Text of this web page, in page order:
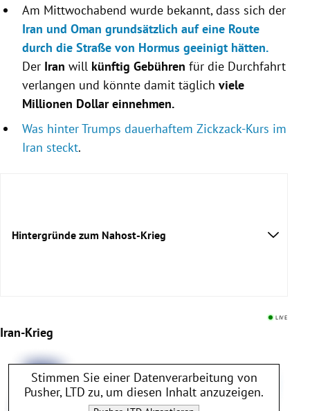
Am Mittwochabend wurde bekannt, dass sich der
Iran und Oman grundsätzlich auf eine Route
durch die Straße von Hormus geeinigt hätten.
Der Iran will künftig Gebühren für die Durchfahrt
verlangen und könnte damit täglich viele
Millionen Dollar einnehmen.
Was hinter Trumps dauerhaftem Zickzack-Kurs im
Iran steckt.
Hintergründe zum Nahost-Krieg
abschießen?
weiter gehen könnte
Enttäuscht von den USA: Der Golf sucht neue
Partner
LIVE
Iran-Krieg
Stimmen Sie einer Datenverarbeitung von
Pusher, LTD zu, um diesen Inhalt anzuzeigen.